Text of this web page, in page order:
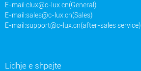
E-mail:clux@c-lux.cn(General)
E-mail:sales@c-lux.cn(Sales)
E-mail:support@c-lux.cn(after-sales service)
Lidhje e shpejtë